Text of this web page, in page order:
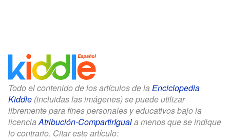
Todo el contenido de los artículos de la Enciclopedia
Kiddle (incluidas las imágenes) se puede utilizar
libremente para fines personales y educativos bajo la
licenciaAtribución-CompartirIguala menos que se indique
lo contrario. Citar este artículo: